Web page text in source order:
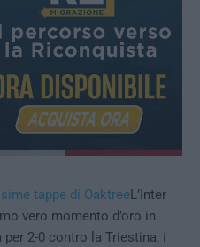
tappe di OaktreeL’Inter
vero momento d’oro in
2-0 contro la Triestina, i